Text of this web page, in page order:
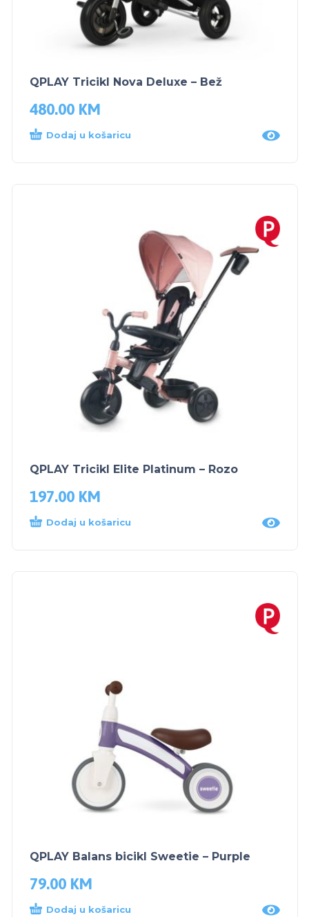
QPLAY Tricikl Nova Deluxe – Bež
480.00 KM
Dodaj u košaricu
QPLAY Tricikl Elite Platinum – Rozo
197.00 KM
Dodaj u košaricu
QPLAY Balans bicikl Sweetie – Purple
79.00 KM
Dodaj u košaricu